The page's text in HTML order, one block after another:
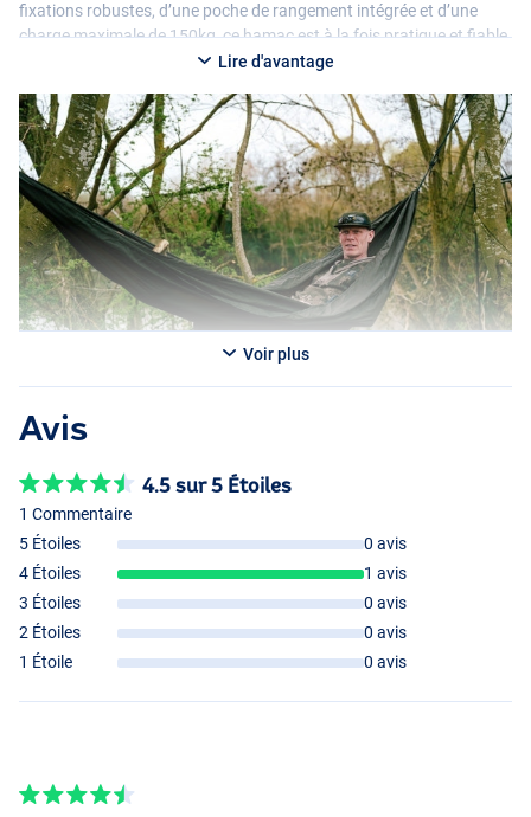
fixations robustes, d’une poche de rangement intégrée et d’une
charge maximale de 150kg, ce hamac est à la fois pratique et fiable.
Idéal pour se ressourcer complètement pendant la session de
Lire d'avantage
Voir plus
Avis
4.5 sur 5 Étoiles
1 Commentaire
5 Étoiles
0 avis
4 Étoiles
1 avis
3 Étoiles
0 avis
2 Étoiles
0 avis
1 Étoile
0 avis